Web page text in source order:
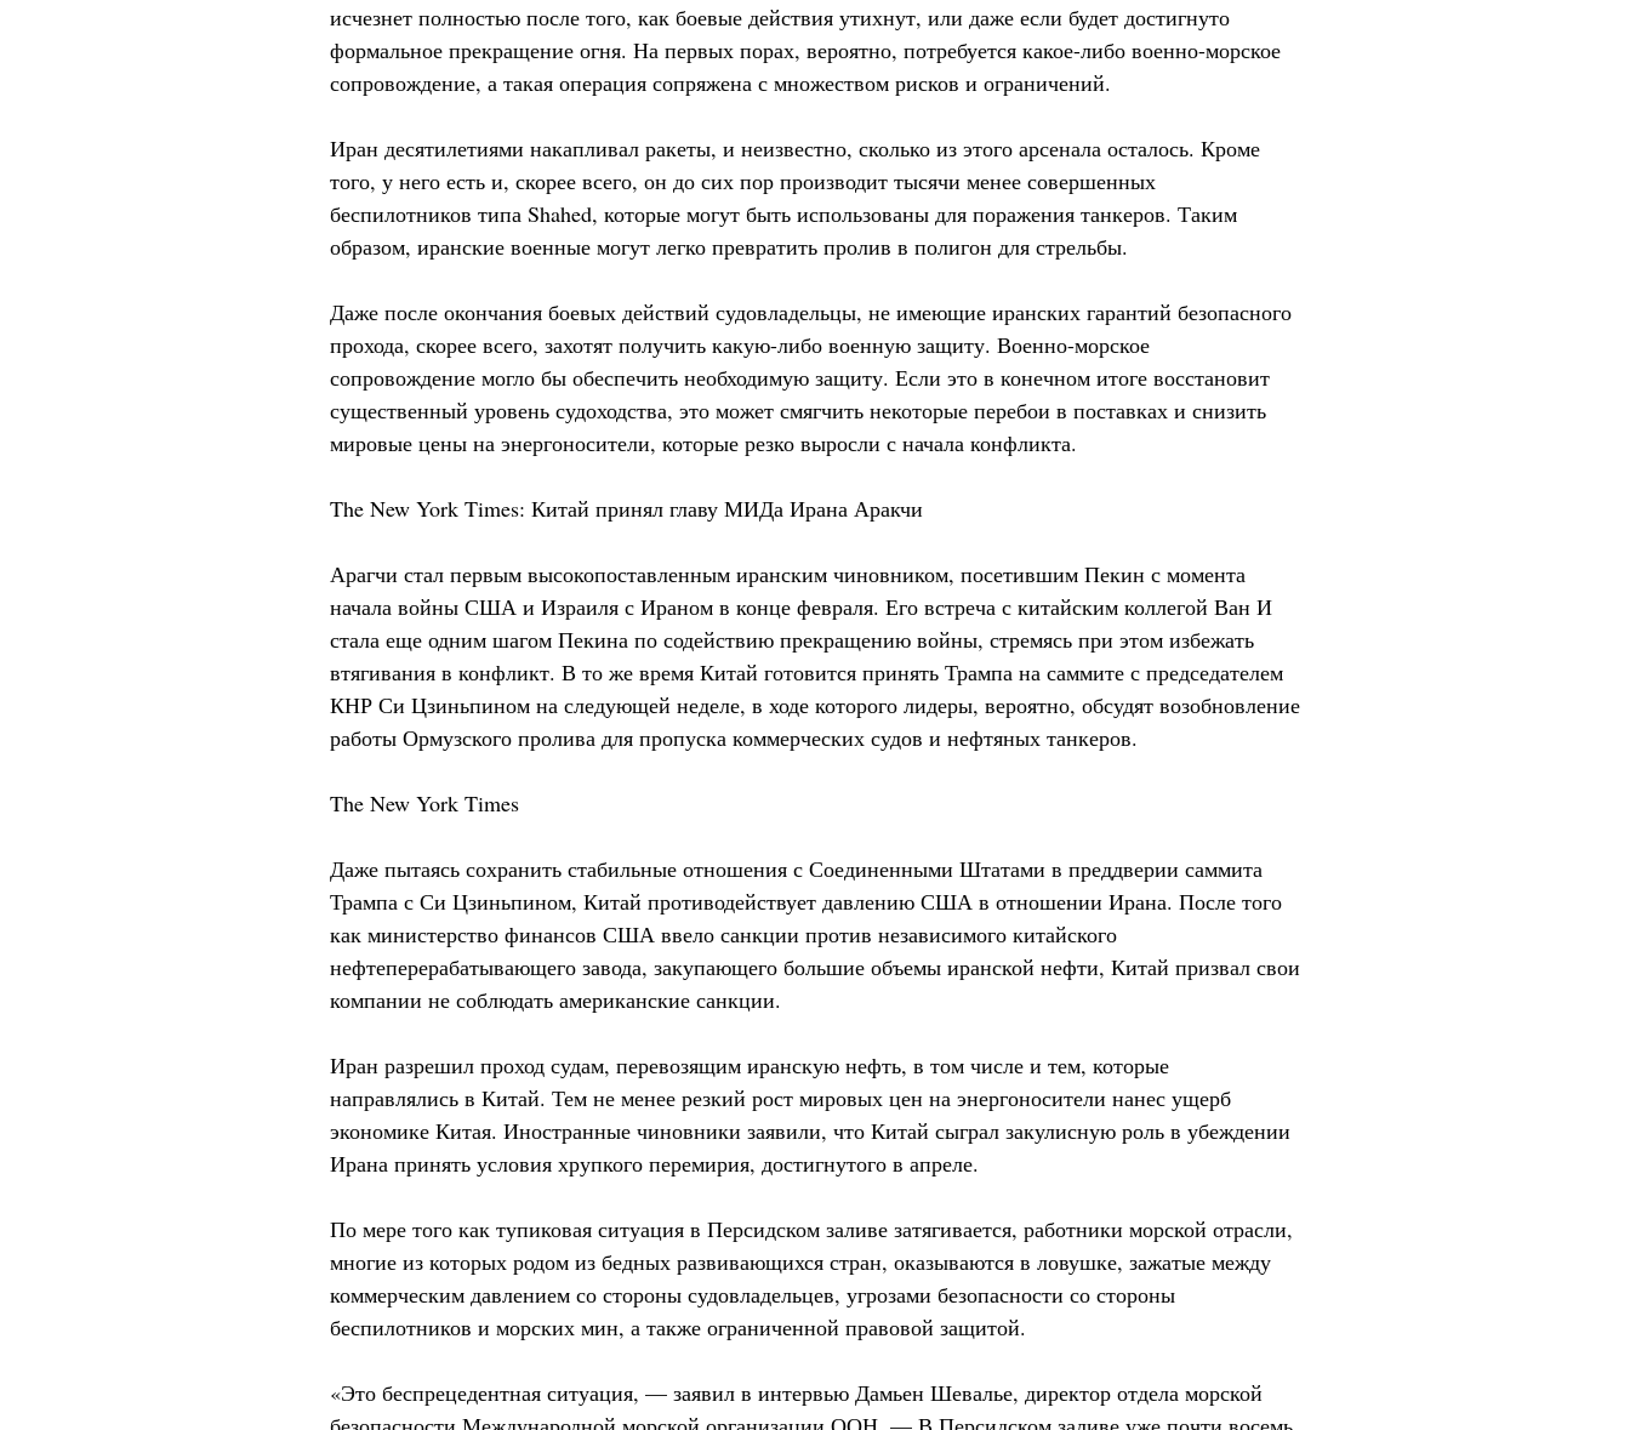
исчезнет полностью после того, как боевые действия утихнут, или даже если будет достигнуто
формальное прекращение огня. На первых порах, вероятно, потребуется какое-либо военно-морское
сопровождение, а такая операция сопряжена с множеством рисков и ограничений.
Иран десятилетиями накапливал ракеты, и неизвестно, сколько из этого арсенала осталось. Кроме
того, у него есть и, скорее всего, он до сих пор производит тысячи менее совершенных
беспилотников типа Shahed, которые могут быть использованы для поражения танкеров. Таким
образом, иранские военные могут легко превратить пролив в полигон для стрельбы.
Даже после окончания боевых действий судовладельцы, не имеющие иранских гарантий безопасного
прохода, скорее всего, захотят получить какую-либо военную защиту. Военно-морское
сопровождение могло бы обеспечить необходимую защиту. Если это в конечном итоге восстановит
существенный уровень судоходства, это может смягчить некоторые перебои в поставках и снизить
мировые цены на энергоносители, которые резко выросли с начала конфликта.
The New York Times: Китай принял главу МИДа Ирана Аракчи
Арагчи стал первым высокопоставленным иранским чиновником, посетившим Пекин с момента
начала войны США и Израиля с Ираном в конце февраля. Его встреча с китайским коллегой Ван И
стала еще одним шагом Пекина по содействию прекращению войны, стремясь при этом избежать
втягивания в конфликт. В то же время Китай готовится принять Трампа на саммите с председателем
КНР Си Цзиньпином на следующей неделе, в ходе которого лидеры, вероятно, обсудят возобновление
работы Ормузского пролива для пропуска коммерческих судов и нефтяных танкеров.
The New York Times
Даже пытаясь сохранить стабильные отношения с Соединенными Штатами в преддверии саммита
Трампа с Си Цзиньпином, Китай противодействует давлению США в отношении Ирана. После того
как министерство финансов США ввело санкции против независимого китайского
нефтеперерабатывающего завода, закупающего большие объемы иранской нефти, Китай призвал свои
компании не соблюдать американские санкции.
Иран разрешил проход судам, перевозящим иранскую нефть, в том числе и тем, которые
направлялись в Китай. Тем не менее резкий рост мировых цен на энергоносители нанес ущерб
экономике Китая. Иностранные чиновники заявили, что Китай сыграл закулисную роль в убеждении
Ирана принять условия хрупкого перемирия, достигнутого в апреле.
По мере того как тупиковая ситуация в Персидском заливе затягивается, работники морской отрасли,
многие из которых родом из бедных развивающихся стран, оказываются в ловушке, зажатые между
коммерческим давлением со стороны судовладельцев, угрозами безопасности со стороны
беспилотников и морских мин, а также ограниченной правовой защитой.
«Это беспрецедентная ситуация, — заявил в интервью Дамьен Шевалье, директор отдела морской